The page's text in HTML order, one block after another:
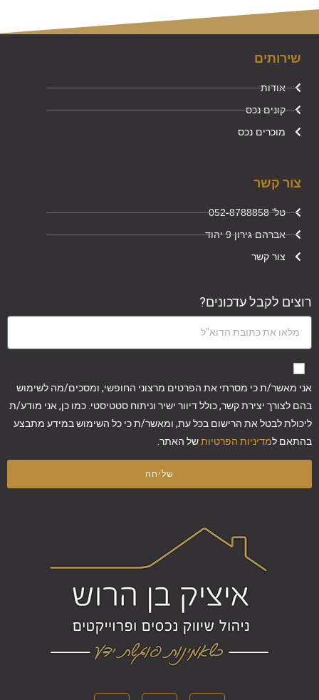
שירותים
אודות
קונים נכס
מוכרים נכס
צור קשר
טל' 052-8788858
אברהם גירון 9 יהוד
צור קשר
רוצים לקבל עדכונים?
אני מאשר/ת כי מסרתי את הפרטים מרצוני החופשי, ומסכים/מה לשימוש
בהם לצורך יצירת קשר, כולל דיוור ישיר וניתוח סטטיסטי. כמו כן, אני מודע/ת
ליכולת לבטל את הרישום בכל עת, ומאשר/ת כי כל השימוש במידע מתבצע
בהתאם למדיניות הפרטיותשל האתר.
שליחה